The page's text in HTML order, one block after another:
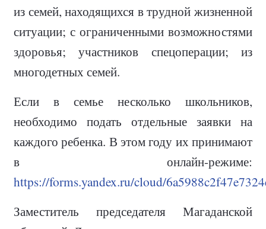
из семей, находящихся в трудной жизненной
ситуации; с ограниченными возможностями
здоровья; участников спецоперации; из
многодетных семей.
Если в семье несколько школьников,
необходимо подать отдельные заявки на
каждого ребенка. В этом году их принимают
в онлайн-режиме:
https://forms.yandex.ru/cloud/
Заместитель председателя Магаданской